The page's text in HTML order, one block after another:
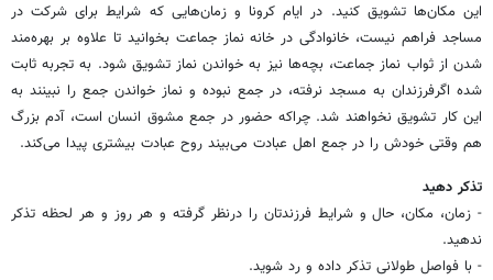
این مکان‌ها تشویق کنید. در ایام کرونا و زمان‌هایی که شرایط برای شرکت در
مساجد فراهم نیست، خانوادگی در خانه نماز جماعت بخوانید تا علاوه بر بهره‌مند
شدن از ثواب نماز جماعت، بچه‌ها نیز به خواندن نماز تشویق شود. به تجربه ثابت
شده اگرفرزندان به مسجد نرفته، در جمع نبوده و نماز خواندن جمع را نبینند به
این کار تشویق نخواهند شد. چراکه حضور در جمع مشوق انسان است، آدم بزرگ
هم وقتی خودش را در جمع اهل عبادت می‌بیند روح عبادت بیشتری پیدا می‌کند.
تذکر دهید
- زمان، مکان، حال و شرایط فرزندتان را درنظر گرفته و هر روز و هر لحظه تذکر
ندهید.
- با فواصل طولانی تذکر داده و رد شوید.